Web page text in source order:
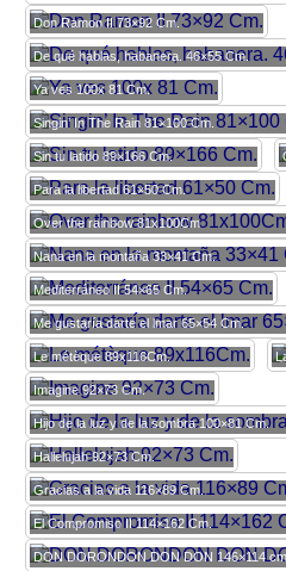
Don Ramon II 73×92 Cm.
De qué hablas, habanera. 46×55 Cm.
Ya ves 100x 81 Cm.
Singin’ In The Rain 81×100 Cm.
Sin tu latido 89×166 Cm.
Para la libertad 61×50 Cm.
Over the rainbow 81x100Cm
Nana en la montaña 33×41 Cm.
Mediterráneo II 54×65 Cm.
Me gustaría darte el lmar 65×54 Cm.
Le métèque 89x116Cm.
Imagine 92×73 Cm.
Hijo de la luz y de la sombra 100×81 Cm.
Hallelujah 92×73 Cm.
Gracias a la vida 116×89 Cm.
El Compromiso II 114×162 Cm.
DON DORONDON DON DON 146×114 cm